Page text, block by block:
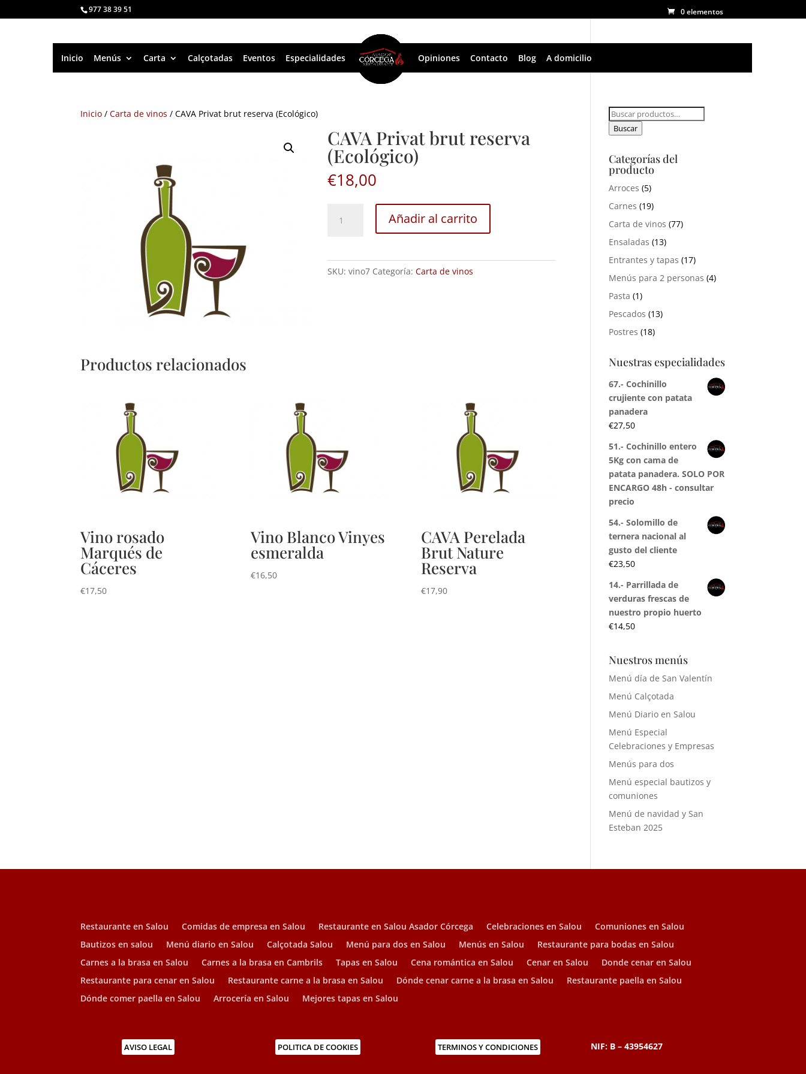
977 38 39 51 0 elementos
Inicio Menús Carta Calçotadas Eventos Especialidades Opiniones Contacto Blog A domicilio
Inicio /Carta de vinos / CAVA Privat brut reserva (Ecológico)
CAVA Privat brut reserva
(Ecológico)
€18,00
Privat
(Ecológico)
Añadir al carrito
SKU:vino7 Categoría:Carta de vinos
Productos relacionados
Vino rosado
Marqués de
Cáceres
€17,50
Vino Blanco Vinyes
esmeralda
€16,50
CAVA Perelada
Brut Nature
Reserva
€17,90
Buscar
por:
Buscar
Categorías del
producto
Arroces (5)
Carnes (19)
Carta de vinos (77)
Ensaladas (13)
Entrantes y tapas (17)
Menús para 2 personas (4)
Pasta (1)
Pescados (13)
Postres (18)
Nuestras especialidades
67.- Cochinillo
crujiente con patata
panadera
€27,50
51.- Cochinillo entero
5Kg con cama de
patata panadera. SOLO POR
ENCARGO 48h - consultar
precio
54.- Solomillo de
ternera nacional al
gusto del cliente
€23,50
14.- Parrillada de
verduras frescas de
nuestro propio huerto
€14,50
Nuestros menús
Menú día de San Valentín
Menú Calçotada
Menú Diario en Salou
Menú Especial
Celebraciones y Empresas
Menús para dos
Menú especial bautizos y
comuniones
Menú de navidad y San
Esteban 2025
Restaurante en Salou Comidas de empresa en Salou Restaurante en Salou Asador Córcega Celebraciones en Salou
Comuniones en Salou
Bautizos en salou
Menú diario en Salou Calçotada Salou Menú para dos en Salou Menús en Salou
Restaurante para bodas en Salou
Carnes a la brasa en Salou
Carnes a la brasa en Cambrils Tapas en Salou Cena romántica en Salou Cenar en Salou
Donde cenar en Salou
Restaurante para cenar en Salou
Restaurante carne a la brasa en Salou Dónde cenar carne a la brasa en Salou
Restaurante paella en Salou
Dónde comer paella en Salou
Arrocería en Salou Mejores tapas en Salou
AVISO LEGAL POLITICA DE COOKIES TERMINOS Y CONDICIONES NIF: B – 43954627